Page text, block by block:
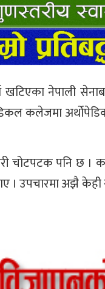
नेपाली
कलेजमा
चोटपटक पनि छ ।
। उपचारमा अझै